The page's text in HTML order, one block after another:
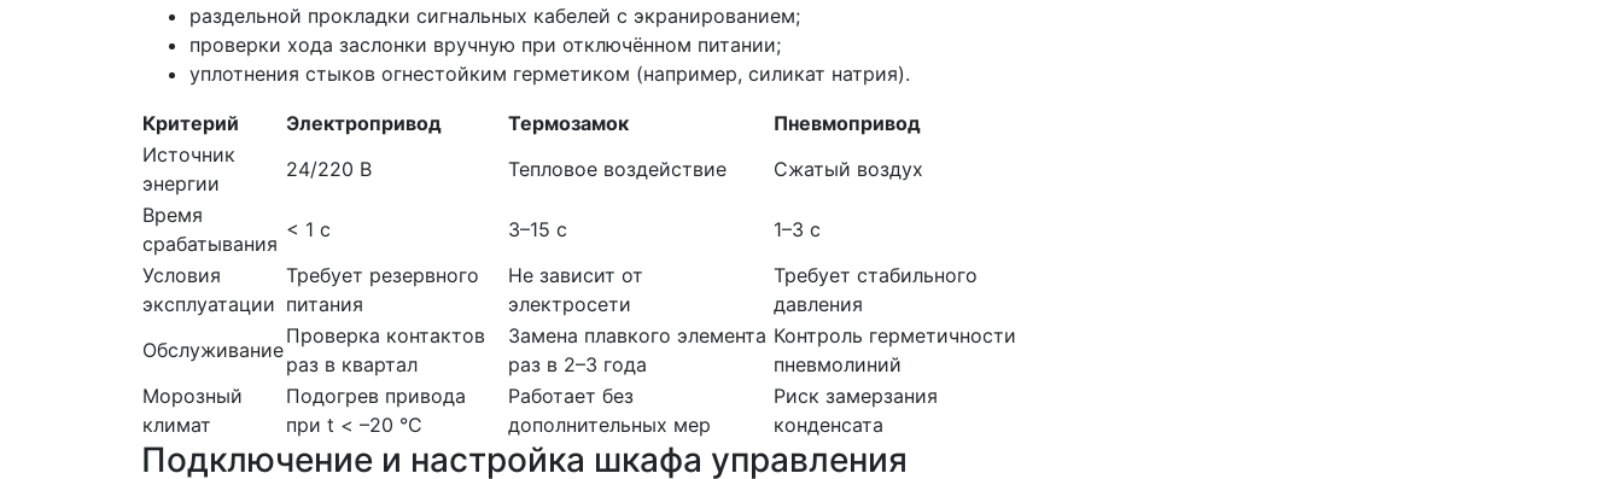
раздельной прокладки сигнальных кабелей с экранированием;
проверки хода заслонки вручную при отключённом питании;
уплотнения стыков огнестойким герметиком (например, силикат натрия).
Критерий Электропривод Термозамок
Пневмопривод
Источник
энергии
24/220 В Тепловое воздействие
Сжатый воздух
Время
срабатывания
< 1 с 3–15 с
1–3 с
Условия
эксплуатации
Требует резервного
питания
Не зависит от
электросети
Требует стабильного
давления
Обслуживание
Проверка контактов
раз в квартал
Замена плавкого элемента
раз в 2–3 года
Контроль герметичности
пневмолиний
Морозный
климат
Подогрев привода
при t < –20 °C
Работает без
дополнительных мер
Риск замерзания
конденсата
Подключение и настройка шкафа управления